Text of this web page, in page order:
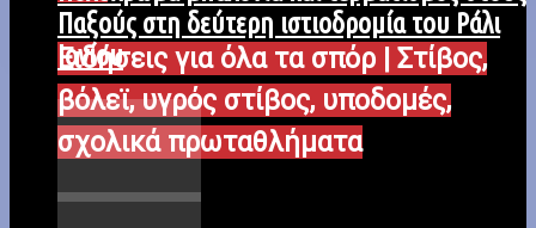
Ειδήσεις για όλα τα σπόρ | Στίβος,
βόλεϊ, υγρός στίβος, υποδομές,
σχολικά πρωταθλήματα
Παξούς στη δεύτερη ιστιοδρομία του Ράλι
Ιονίου